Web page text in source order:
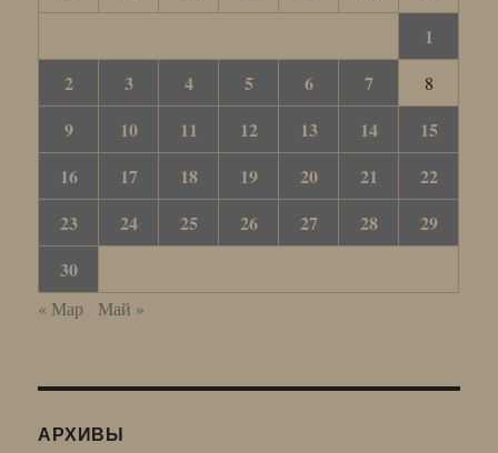
1
2
3 4 5 6 7 8
9 10 11 12 13 14
15
16
17 18 19 20 21
22
23
24 25 26 27 28
29
30
« Мар Май »
АРХИВЫ